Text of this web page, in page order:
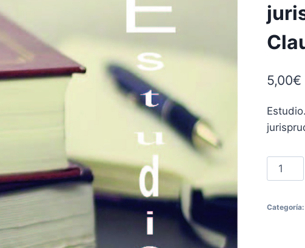
5,00€
Categoría: